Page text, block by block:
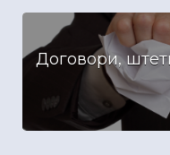
Договори,